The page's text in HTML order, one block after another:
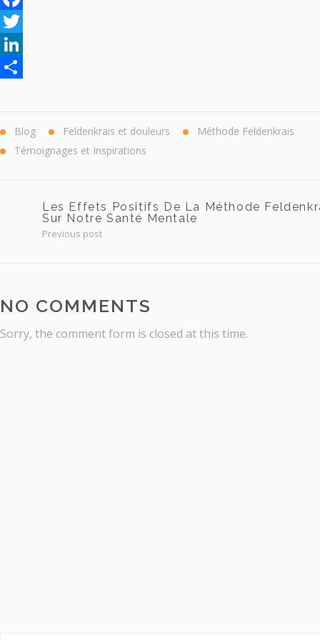
Facebook
Twitter
LinkedIn
Blog Feldenkrais et douleurs
Méthode Feldenkrais
Témoignages et Inspirations
Les Effets Positifs De La Méthode
Sur Notre Santé Mentale
Previous post
NO COMMENTS
Sorry, the comment form is closed at this time.